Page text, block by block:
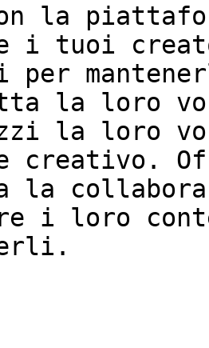
la
i tuoi
per
la loro
la loro
creativo.
la
i loro